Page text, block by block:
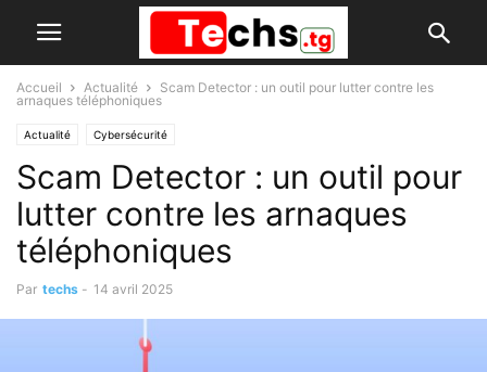
Accueil Actualité
Scam Detector : un outil pour lutter contre les
arnaques téléphoniques
Actualité Cybersécurité
Scam Detector : un outil pour
lutter contre les arnaques
téléphoniques
Par techs - 14 avril 2025